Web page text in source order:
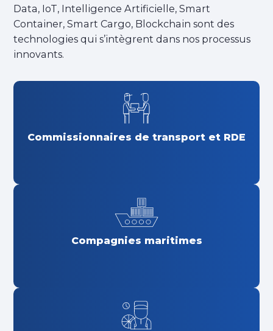
Data, IoT, Intelligence Artificielle, Smart
Container, Smart Cargo, Blockchain sont des
technologies qui s’intègrent dans nos processus
innovants.
Commissionnaires de transport et RDE
Compagnies maritimes